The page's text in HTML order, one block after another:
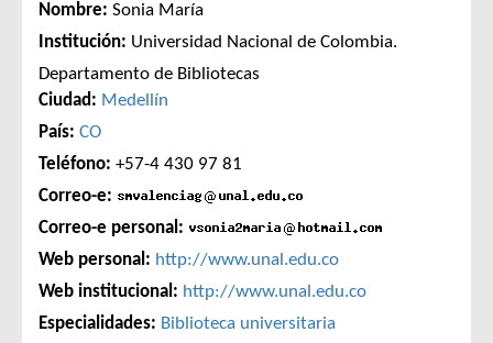
Nombre: Sonia María
Institución: Universidad Nacional de Colombia.
Departamento de Bibliotecas
Ciudad: Medellín
País: CO
Teléfono: +57-4 430 97 81
Correo-e:
Correo-e personal:
Web personal: http://www.unal.edu.co
Web institucional: http://www.unal.edu.co
Especialidades: Biblioteca universitaria